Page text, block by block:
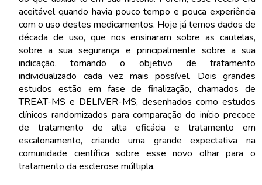
aceitável quando havia pouco tempo e pouca experiência
com o uso destes medicamentos. Hoje já temos dados de
década de uso, que nos ensinaram sobre as cautelas,
sobre a sua segurança e principalmente sobre a sua
indicação, tornando o objetivo de tratamento
individualizado cada vez mais possível. Dois grandes
estudos estão em fase de finalização, chamados de
TREAT-MS e DELIVER-MS, desenhados como estudos
clínicos randomizados para comparação do início precoce
de tratamento de alta eficácia e tratamento em
escalonamento, criando uma grande expectativa na
comunidade científica sobre esse novo olhar para o
tratamento da esclerose múltipla.